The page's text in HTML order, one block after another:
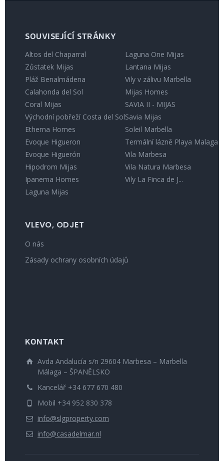
SOUVISEJÍCÍ STRÁNKY
Altos del Chaparral
Zůstatek Mijas
Pláž Benalmádena
Calahonda del Sol
Coral Mijas
Východní pobřeží Costa del Sol
Etherna Homes
Evoque Higueron
Evoque Higuerón
Hipodrom Mijas
Ipanema Homes
Laguna Mijas
Laguna One Mijas
Lantana Mijas
Vily v zálivu Marbella
Mijas Homes
SAVIA II - MIJAS
Savia Mijas
Soleil Marbella
Termální lázně Playa Malaga
Vila Marbesa
Vila Natura Marbesa
Vily La Finca de J...
VLEVO, ODJET
O nás
Zásady ochrany osobních údajů
KONTAKT
Avda Andalucía s/n 29604 Marbesa – Marbella
Málaga – ŠPANĚLSKO
Kancelář +34 677 670 480
Mobil +34 952 830 378
info@slgproperty.com
info@casadelmar.nl